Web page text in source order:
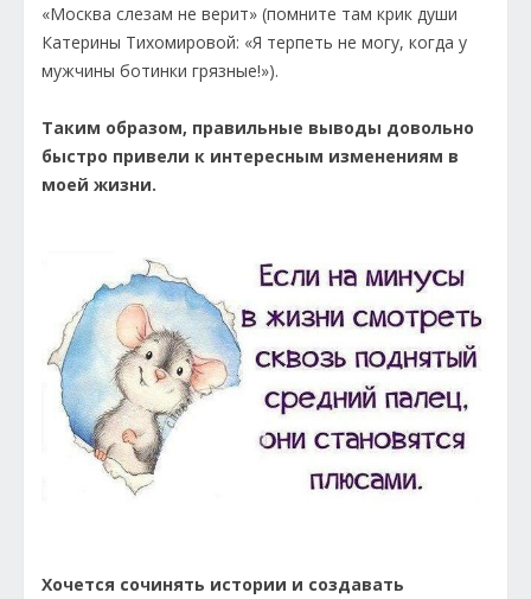
«Москва слезам не верит» (помните там крик души
Катерины Тихомировой: «Я терпеть не могу, когда у
мужчины ботинки грязные!»).
Таким образом, правильные выводы довольно
быстро привели к интересным изменениям в
моей жизни.
Хочется сочинять истории и создавать